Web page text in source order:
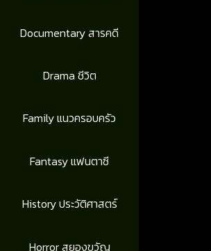
Documentary สารคดี
Drama ชีวิต
Family แนวครอบครัว
Fantasy แฟนตาซี
History ประวัติศาสตร์
Horror สยองขวัญ